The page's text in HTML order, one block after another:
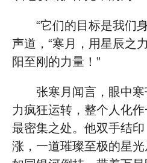
“它们的目标是我们
声道，“寒月，用星辰之
阳至刚的力量！”
张寒月闻言，眼中
力疯狂运转，整个人化
最密集之处。他双手结
涨，一道璀璨至极的星光